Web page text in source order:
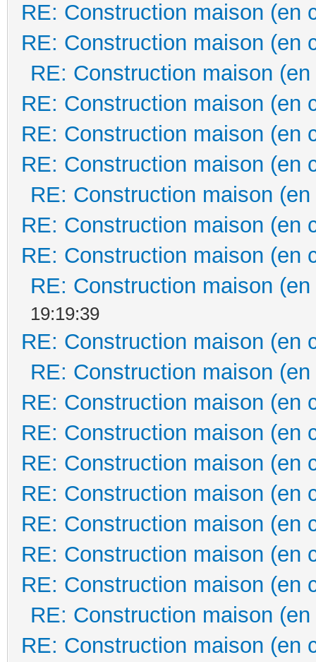
RE: Construction maison (en
RE: Construction maison (en
RE: Construction maison
RE: Construction maison (en
RE: Construction maison (en
RE: Construction maison (en
RE: Construction maison
RE: Construction maison (en
RE: Construction maison (en
RE: Construction maison
19:19:39
RE: Construction maison (en
RE: Construction maison
RE: Construction maison (en
RE: Construction maison (en
RE: Construction maison (en
RE: Construction maison (en
RE: Construction maison (en
RE: Construction maison (en
RE: Construction maison (en
RE: Construction maison
RE: Construction maison (en